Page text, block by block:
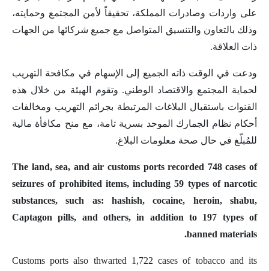
على واردات وصادرات المملكة، تحقيقاً لأمن المجتمع وحمايته،
وذلك بالتعاون والتنسيق المتواصل مع جميع شركائها من الجهات
ذات العلاقة.
ودعت في الوقت ذاته الجميع إلى الإسهام في مكافحة التهريب
لحماية المجتمع والاقتصاد الوطني. وتقوم الهيئة من خلال هذه
القنوات باستقبال البلاغات المرتبطة بجرائم التهريب ومخالفات
أحكام نظام الجمارك الموحد بسرية تامة، مع منح مكافأة مالية
للمُبلّغ في حال صحة معلومات البلاغ.
The land, sea, and air customs ports recorded 748 cases of
seizures of prohibited items, including 59 types of narcotic
substances, such as: hashish, cocaine, heroin, shabu,
Captagon pills, and others, in addition to 197 types of
banned materials.
Customs ports also thwarted 1,722 cases of tobacco and its